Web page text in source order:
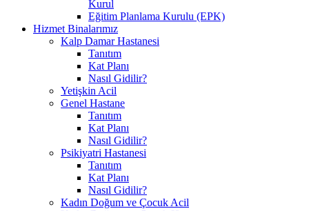
Kurul
Eğitim Planlama Kurulu (EPK)
Hizmet Binalarımız
Kalp Damar Hastanesi
Tanıtım
Kat Planı
Nasıl Gidilir?
Yetişkin Acil
Genel Hastane
Tanıtım
Kat Planı
Nasıl Gidilir?
Psikiyatri Hastanesi
Tanıtım
Kat Planı
Nasıl Gidilir?
Kadın Doğum ve Çocuk Acil